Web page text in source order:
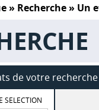
» Recherche » Un
de votre recherche
SELECTION